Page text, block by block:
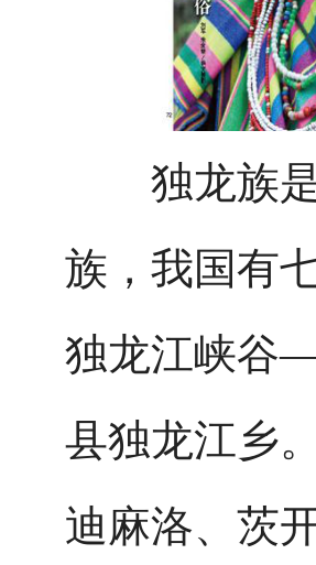
独龙族是
族，我国有
独龙江峡谷
县独龙江乡
迪麻洛、茨